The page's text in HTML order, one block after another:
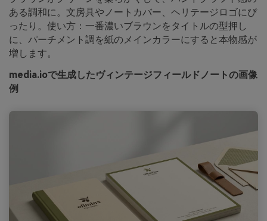
ある調和に。文房具やノートカバー、ヘリテージロゴにぴ
ったり。使い方：一番濃いブラウンをタイトルの型押し
に、パーチメント調を紙のメインカラーにすると本物感が
増します。
media.ioで生成したヴィンテージフィールドノートの画像
例